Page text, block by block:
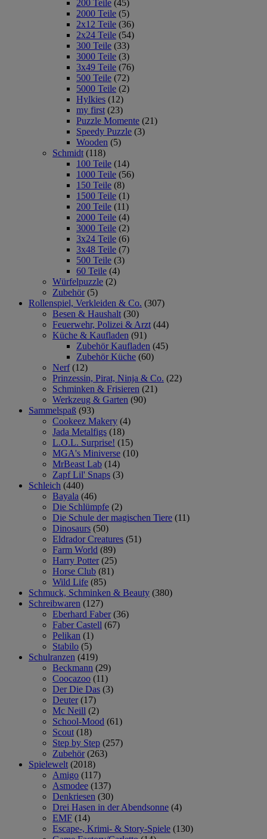
200 Teile (45)
2000 Teile (5)
2x12 Teile (36)
2x24 Teile (54)
300 Teile (33)
3000 Teile (3)
3x49 Teile (76)
500 Teile (72)
5000 Teile (2)
Hylkies (12)
my first (23)
Puzzle Momente (21)
Speedy Puzzle (3)
Wooden (5)
Schmidt (118)
100 Teile (14)
1000 Teile (56)
150 Teile (8)
1500 Teile (1)
200 Teile (11)
2000 Teile (4)
3000 Teile (2)
3x24 Teile (6)
3x48 Teile (7)
500 Teile (3)
60 Teile (4)
Würfelpuzzle (2)
Zubehör (5)
Rollenspiel, Verkleiden & Co. (307)
Besen & Haushalt (30)
Feuerwehr, Polizei & Arzt (44)
Küche & Kaufladen (91)
Zubehör Kaufladen (45)
Zubehör Küche (60)
Nerf (12)
Prinzessin, Pirat, Ninja & Co. (22)
Schminken & Frisieren (21)
Werkzeug & Garten (90)
Sammelspaß (93)
Cookeez Makery (4)
Jada Metalfigs (18)
L.O.L. Surprise! (15)
MGA's Miniverse (10)
MrBeast Lab (14)
Zapf Lil' Snaps (3)
Schleich (440)
Bayala (46)
Die Schlümpfe (2)
Die Schule der magischen Tiere (11)
Dinosaurs (50)
Eldrador Creatures (51)
Farm World (89)
Harry Potter (25)
Horse Club (81)
Wild Life (85)
Schmuck, Schminken & Beauty (380)
Schreibwaren (127)
Eberhard Faber (36)
Faber Castell (67)
Pelikan (1)
Stabilo (5)
Schulranzen (419)
Beckmann (29)
Coocazoo (11)
Der Die Das (3)
Deuter (17)
Mc Neill (2)
School-Mood (61)
Scout (18)
Step by Step (257)
Zubehör (263)
Spielewelt (2018)
Amigo (117)
Asmodee (137)
Denkriesen (30)
Drei Hasen in der Abendsonne (4)
EMF (14)
Escape-, Krimi- & Story-Spiele (130)